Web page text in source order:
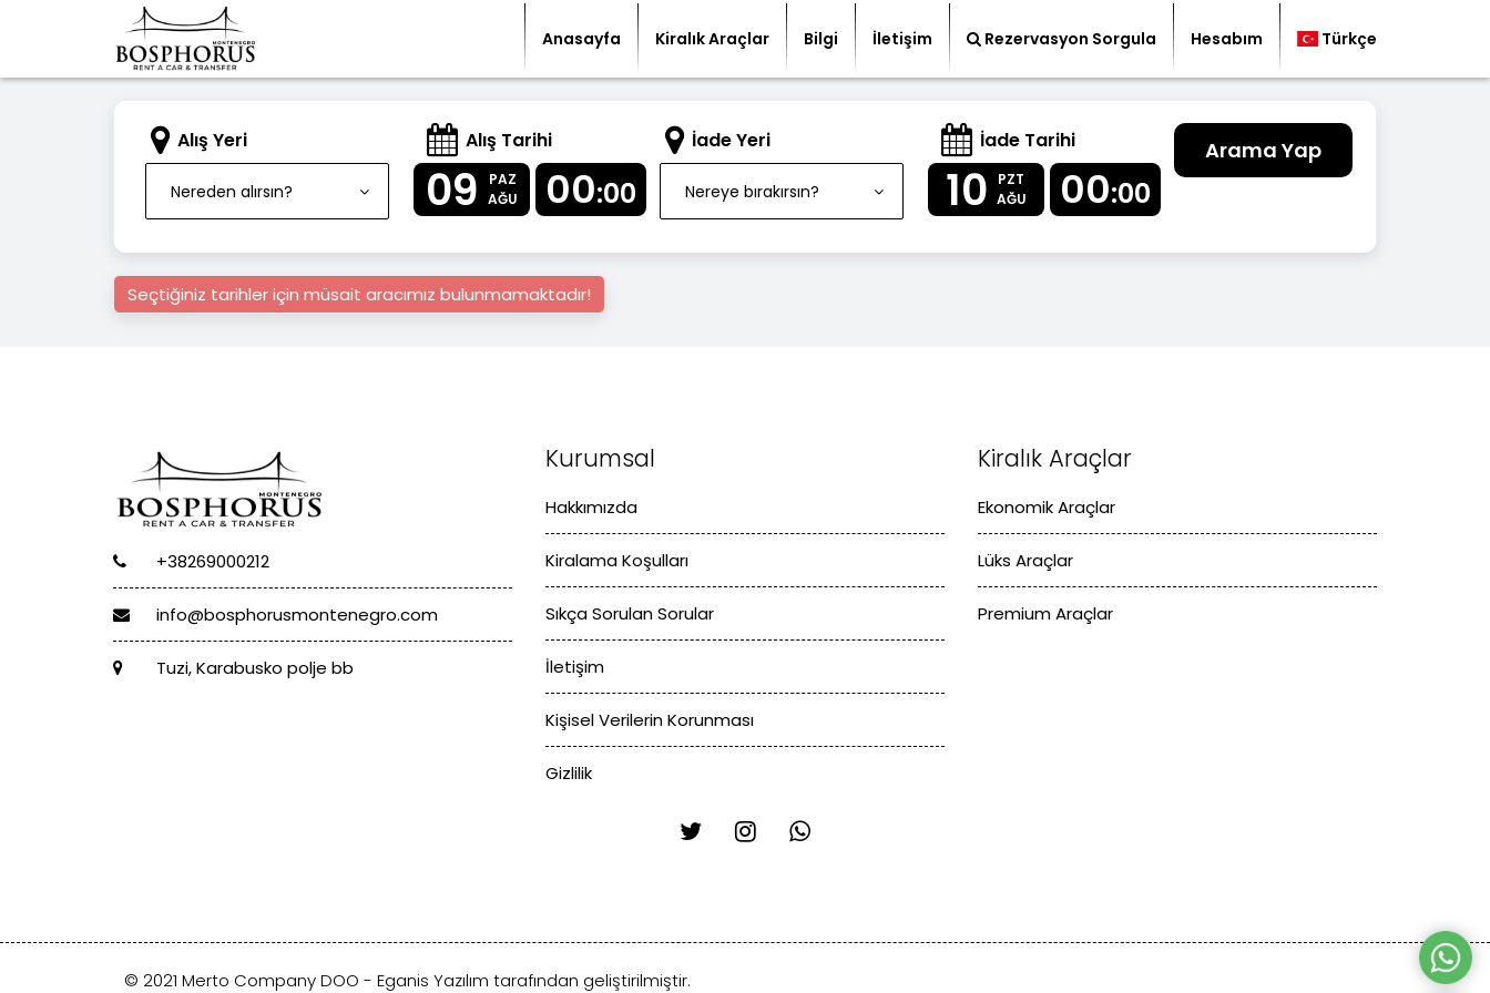
Anasayfa Kiralık Araçlar Bilgi İletişim Rezervasyon Sorgula Hesabım Türkçe
Alış Yeri
Nereden alırsın?
Alış Tarihi
09
PAZ
AĞU
00:00
İade Yeri
Nereye bırakırsın?
İade Tarihi
10
PZT
AĞU
00:00
Arama Yap
Seçtiğiniz tarihler için müsait aracımız bulunmamaktadır!
+38269000212
info@bosphorusmontenegro.com
Tuzi, Karabusko polje bb
Kurumsal
Hakkımızda
Kiralama Koşulları
Sıkça Sorulan Sorular
İletişim
Kişisel Verilerin Korunması
Gizlilik
Kiralık Araçlar
Ekonomik Araçlar
Lüks Araçlar
Premium Araçlar
© 2021 Merto Company DOO - Eganis Yazılım tarafından geliştirilmiştir.